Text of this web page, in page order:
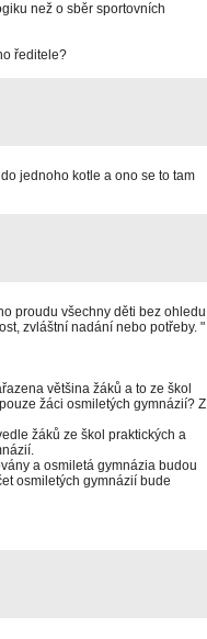
než o sběr sportovních
ředitele?
jednoho kotle a ono se to tam
proudu všechny děti bez ohledu
zvláštní nadání nebo potřeby. "
většina žáků a to ze škol
žáci osmiletých gymnázií? Z
žáků ze škol praktických a
a osmiletá gymnázia budou
osmiletých gymnázií bude